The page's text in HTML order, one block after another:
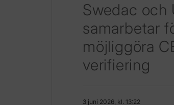
Swedac och
samarbetar
möjliggöra
verifiering
3 juni 2026, kl. 13:22